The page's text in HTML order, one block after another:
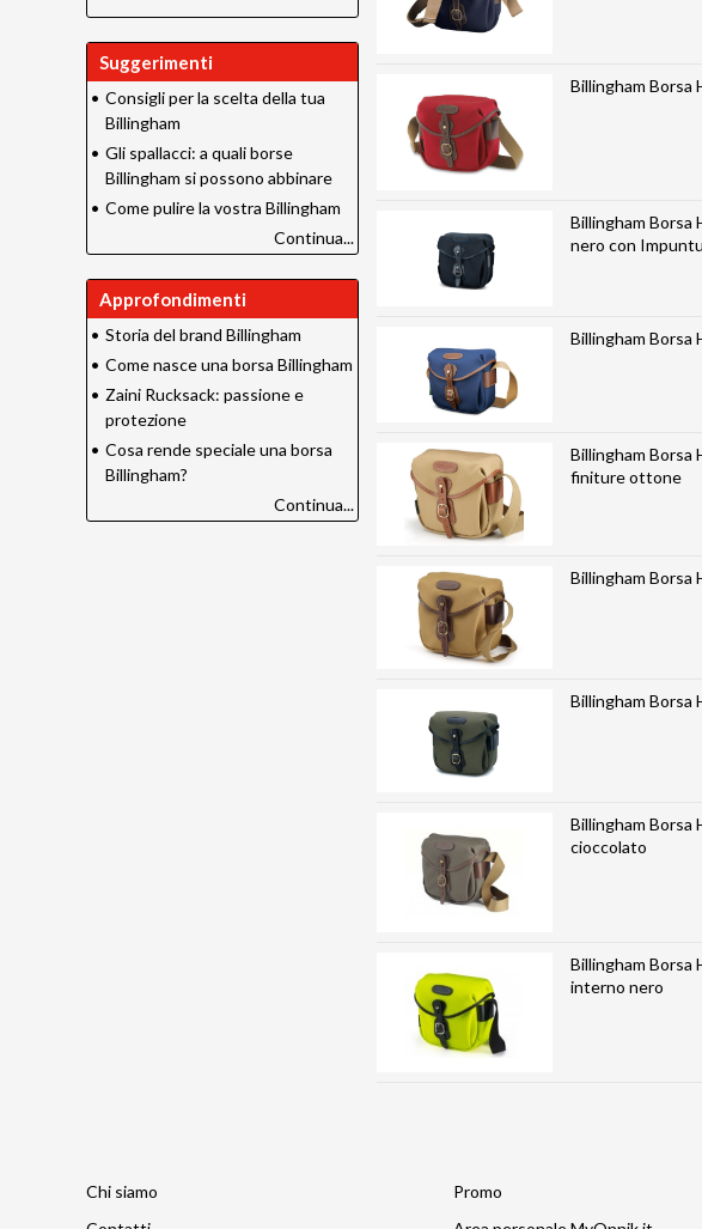
Billingham Borsa
Billingham Borsa
nero con
Billingham Borsa
Billingham Borsa
finiture ottone
Billingham Borsa
Billingham Borsa
Billingham Borsa
cioccolato
Billingham Borsa
interno nero
Suggerimenti
• Consigli per la scelta della tua
Billingham
• Gli spallacci: a quali borse
Billingham si possono abbinare
• Come pulire la vostra Billingham
Continua...
Approfondimenti
• Storia del brand Billingham
• Come nasce una borsa Billingham
• Zaini Rucksack: passione e
protezione
• Cosa rende speciale una borsa
Billingham?
Continua...
Chi siamo
Promo